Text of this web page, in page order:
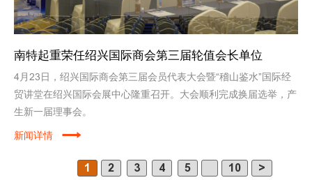
南特起重荣任绍兴国际商会第三届轮值会长单位
4月23日，绍兴国际商会第三届会员代表大会暨“稽山鉴水”国际经
贸讲堂在绍兴国际会展中心隆重召开。大会顺利完成换届选举，产
生新一届理事会。
新闻详情
1 2 3 4 5 10 >